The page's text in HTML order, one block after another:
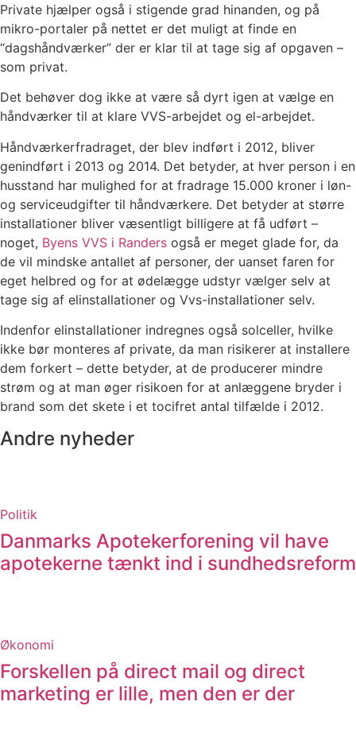
Private hjælper også i stigende grad hinanden, og på
mikro-portaler på nettet er det muligt at finde en
“dagshåndværker” der er klar til at tage sig af opgaven –
som privat.
Det behøver dog ikke at være så dyrt igen at vælge en
håndværker til at klare VVS-arbejdet og el-arbejdet.
Håndværkerfradraget, der blev indført i 2012, bliver
genindført i 2013 og 2014. Det betyder, at hver person i en
husstand har mulighed for at fradrage 15.000 kroner i løn-
og serviceudgifter til håndværkere. Det betyder at større
installationer bliver væsentligt billigere at få udført –
noget, Byens VVS i Randers også er meget glade for, da
de vil mindske antallet af personer, der uanset faren for
eget helbred og for at ødelægge udstyr vælger selv at
tage sig af elinstallationer og Vvs-installationer selv.
Indenfor elinstallationer indregnes også solceller, hvilke
ikke bør monteres af private, da man risikerer at installere
dem forkert – dette betyder, at de producerer mindre
strøm og at man øger risikoen for at anlæggene bryder i
brand som det skete i et tocifret antal tilfælde i 2012.
Andre nyheder
Politik
Danmarks Apotekerforening vil have
apotekerne tænkt ind i sundhedsreform
Økonomi
Forskellen på direct mail og direct
marketing er lille, men den er der